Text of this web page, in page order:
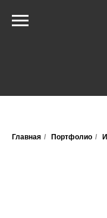
Главная / Портфолио /